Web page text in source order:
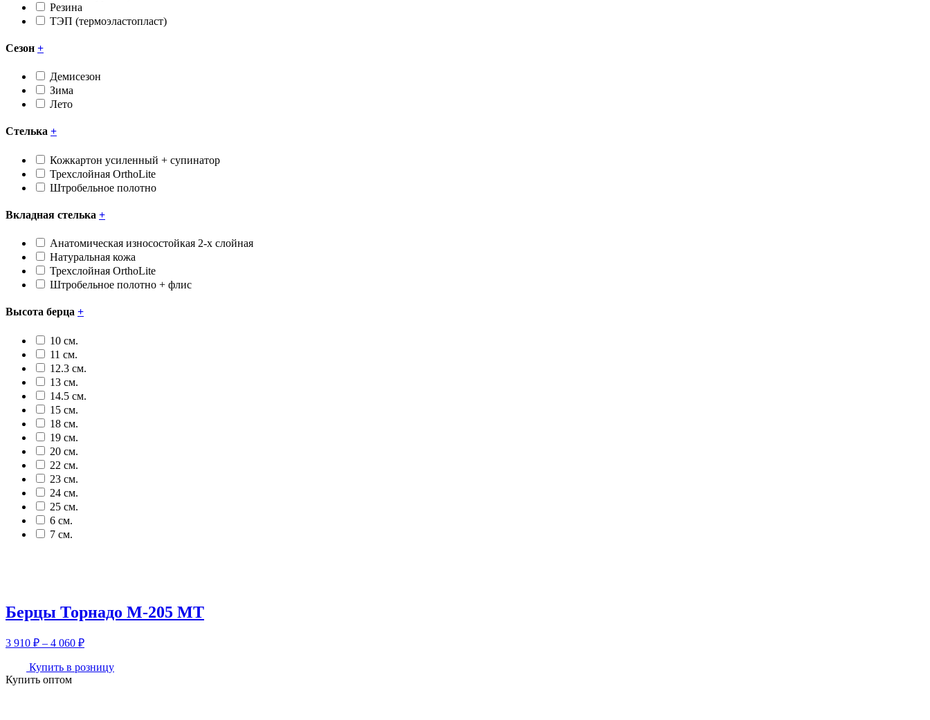
Резина
ТЭП (термоэластопласт)
Сезон +
Демисезон
Зима
Лето
Стелька +
Кожкартон усиленный + супинатор
Трехслойная OrthoLite
Штробельное полотно
Вкладная стелька +
Анатомическая износостойкая 2-х слойная
Натуральная кожа
Трехслойная OrthoLite
Штробельное полотно + флис
Высота берца +
10 см.
11 см.
12.3 см.
13 см.
14.5 см.
15 см.
18 см.
19 см.
20 см.
22 см.
23 см.
24 см.
25 см.
6 см.
7 см.
Берцы Торнадо М-205 МТ
3 910 ₽ – 4 060 ₽Диапазон
3
Купить в розницу
Купить оптом